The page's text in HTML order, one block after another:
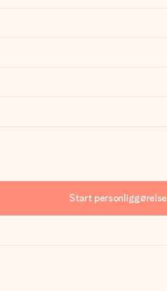
Start personliggørelse